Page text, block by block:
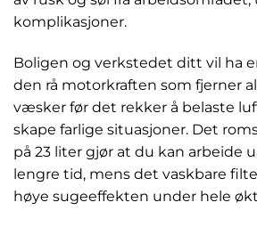
komplikasjoner.
Boligen og verkstedet ditt vil ha
den rå motorkraften som fjerner
væsker før det rekker å belaste
skape farlige situasjoner. Det
på 23 liter gjør at du kan arbeide
lengre tid, mens det vaskbare
høye sugeeffekten under hele